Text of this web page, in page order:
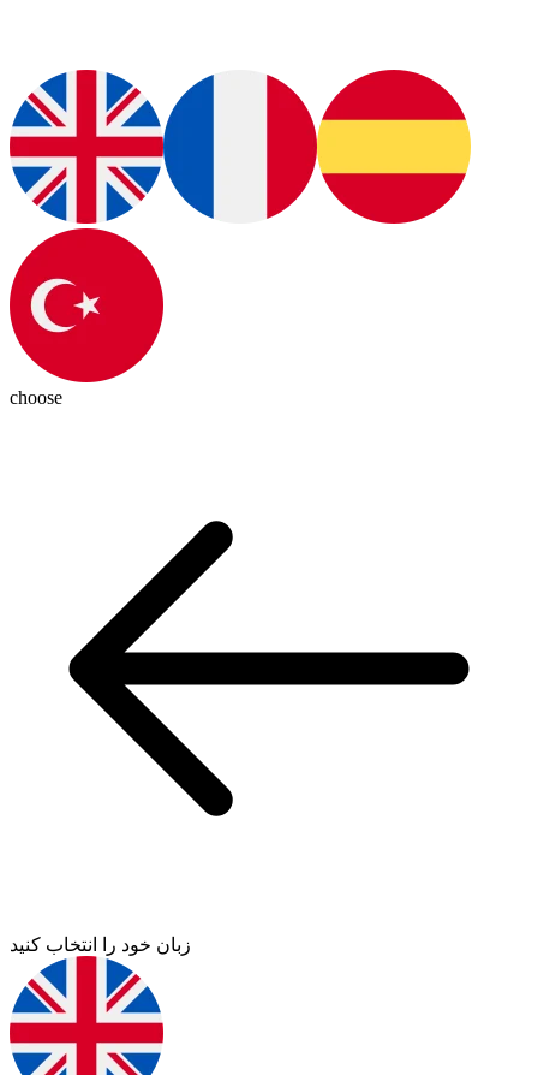
choose
زبان خود را انتخاب کنید